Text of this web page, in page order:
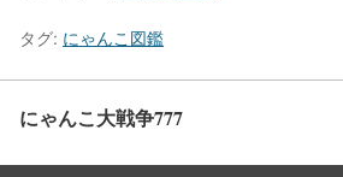
タグ: にゃんこ図鑑
にゃんこ大戦争777